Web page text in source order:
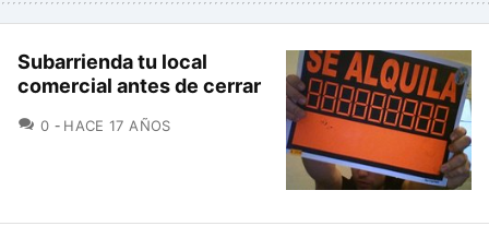
Subarrienda tu local
comercial antes de cerrar
0 COMENTARIOS
HACE 17 AÑOS